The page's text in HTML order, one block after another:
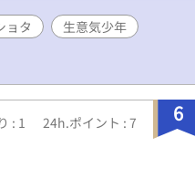
はほぼ独立しているた
いただけるかと思いま
線や設定がございます。
失点D～稚魚と寄り道編～
11017 フリーゲーム夢
本作の本編には実
ョタ
生意気少年
6
: 1 24h.ポイント : 7